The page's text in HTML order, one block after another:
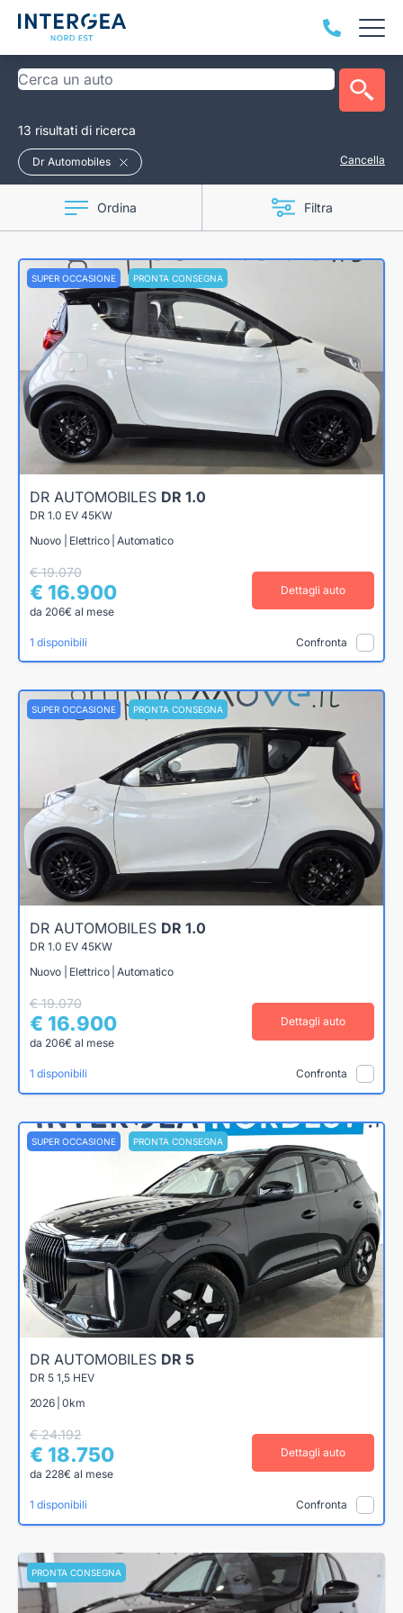
13 risultati di ricerca
Dr Automobiles Cancella
Ordina Filtra
SUPER OCCASIONE PRONTA CONSEGNA
DR AUTOMOBILES DR 1.0
DR 1.0 EV 45KW
Nuovo | Elettrico | Automatico
€ 19.070
€ 16.900
da 206€ al mese
Dettagli auto
1 disponibili Confronta
SUPER OCCASIONE PRONTA CONSEGNA
DR AUTOMOBILES DR 1.0
DR 1.0 EV 45KW
Nuovo | Elettrico | Automatico
€ 19.070
€ 16.900
da 206€ al mese
Dettagli auto
1 disponibili Confronta
SUPER OCCASIONE PRONTA CONSEGNA
DR AUTOMOBILES DR 5
DR 5 1,5 HEV
2026 | 0km
€ 24.192
€ 18.750
da 228€ al mese
Dettagli auto
1 disponibili Confronta
PRONTA CONSEGNA